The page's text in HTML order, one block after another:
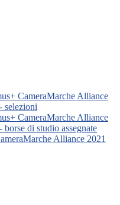
CameraMarche Alliance
selezioni
CameraMarche Alliance
borse di studio assegnate
Alliance 2021